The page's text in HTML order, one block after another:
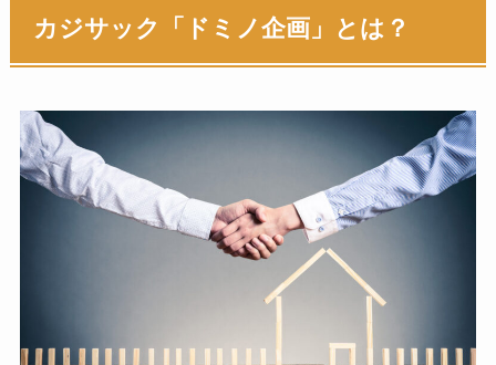
カジサック「ドミノ企画」とは？